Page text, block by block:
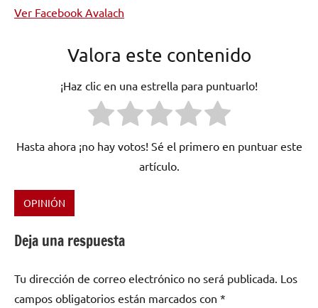
Ver Facebook Avalach
Valora este contenido
¡Haz clic en una estrella para puntuarlo!
Hasta ahora ¡no hay votos! Sé el primero en puntuar este
artículo.
Etiquetado
AVALANCH
All
Star
OPINIÓN
Deja una respuesta
Tu dirección de correo electrónico no será publicada. Los
campos obligatorios están marcados con *